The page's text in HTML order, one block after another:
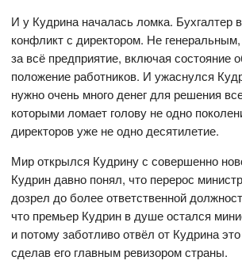
И у Кудрина началась ломка. Бухгалтер
конфликт с директором. Не
за всё предприятие, включая состояние
положение работников. И ужаснулся
нужно очень много денег для решения
которыми ломает голову не одно
директоров уже не одно десятилетие.
Мир открылся Кудрину с совершенно
Кудрин давно понял, что перерос
дозрел до более ответственной
что премьер Кудрин в душе остался
и потому заботливо отвёл от Кудрина
сделав его главным ревизором страны.